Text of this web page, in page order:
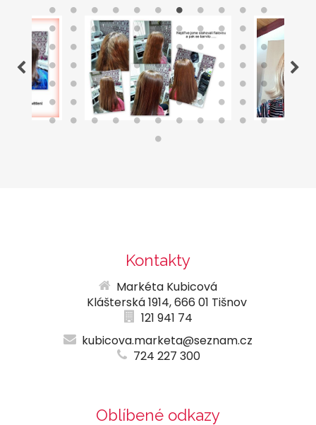
Kontakty
Markéta Kubicová
Klášterská 1914, 666 01 Tišnov
121 941 74
kubicova.marketa@seznam.cz
724 227 300
Oblíbené odkazy